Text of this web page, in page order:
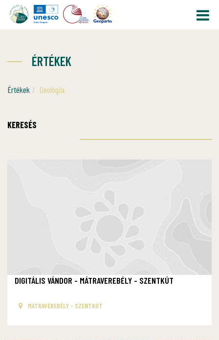
ÉRTÉKEK
Értékek Geológia
KERESÉS
DIGITÁLIS VÁNDOR - MÁTRAVEREBÉLY - SZENTKÚT
MÁTRAVEREBÉLY - SZENTKÚT